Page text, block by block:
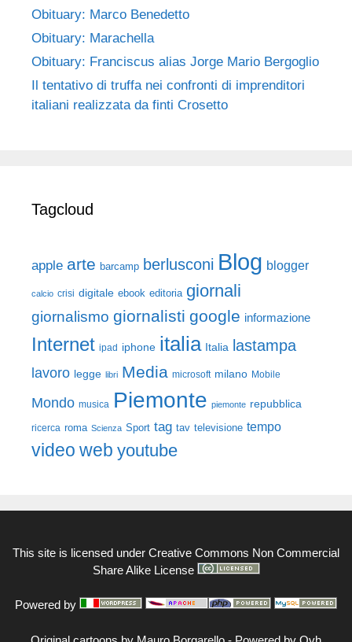
Obituary: Marco Benedetto
Obituary: Marachella
Obituary: Franciscus alias Jorge Mario Bergoglio
Il tentativo di truffa nei confronti di imprenditori
italiani realizzata da finti Crosetto
Tagcloud
apple arte barcamp berlusconi Blog blogger
calcio crisi digitale ebook editoria giornali
giornalismo giornalisti google informazione
Internet ipad iphone italia Italia lastampa
lavoro legge libri Media microsoft milano Mobile
Mondo musica Piemonte piemonte repubblica
ricerca roma Scienza Sport tag tav televisione tempo
video web youtube
This site is licensed under Creative Commons Non Commercial
Share Alike License
Powered by